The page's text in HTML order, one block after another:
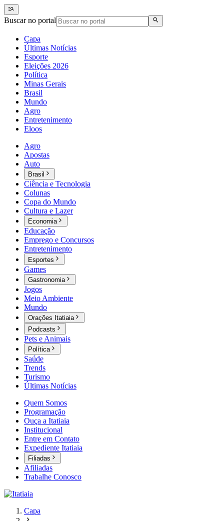
Buscar no portal
Capa
Últimas Notícias
Esporte
Eleições 2026
Política
Minas Gerais
Brasil
Mundo
Agro
Entretenimento
Eloos
Agro
Apostas
Auto
Brasil
Ciência e Tecnologia
Colunas
Copa do Mundo
Cultura e Lazer
Economia
Educação
Emprego e Concursos
Entretenimento
Esportes
Games
Gastronomia
Jogos
Meio Ambiente
Mundo
Orações Itatiaia
Podcasts
Pets e Animais
Política
Saúde
Trends
Turismo
Últimas Notícias
Quem Somos
Programação
Ouça a Itatiaia
Institucional
Entre em Contato
Expediente Itatiaia
Filiadas
Afiliadas
Trabalhe Conosco
Capa